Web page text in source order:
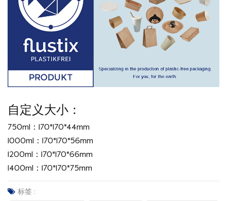
自定义大小：
750ml：170*170*44mm
1000ml：170*170*56mm
1200ml：170*170*66mm
1400ml：170*170*75mm
标签 :